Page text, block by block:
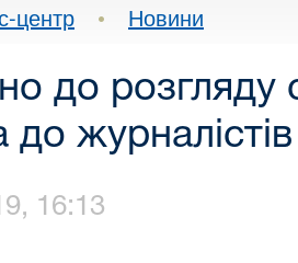
центр • Новини
до
до
16:13